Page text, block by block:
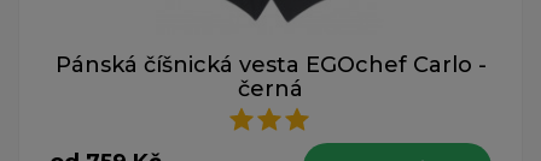
Pánská číšnická vesta EGOchef Carlo -
černá